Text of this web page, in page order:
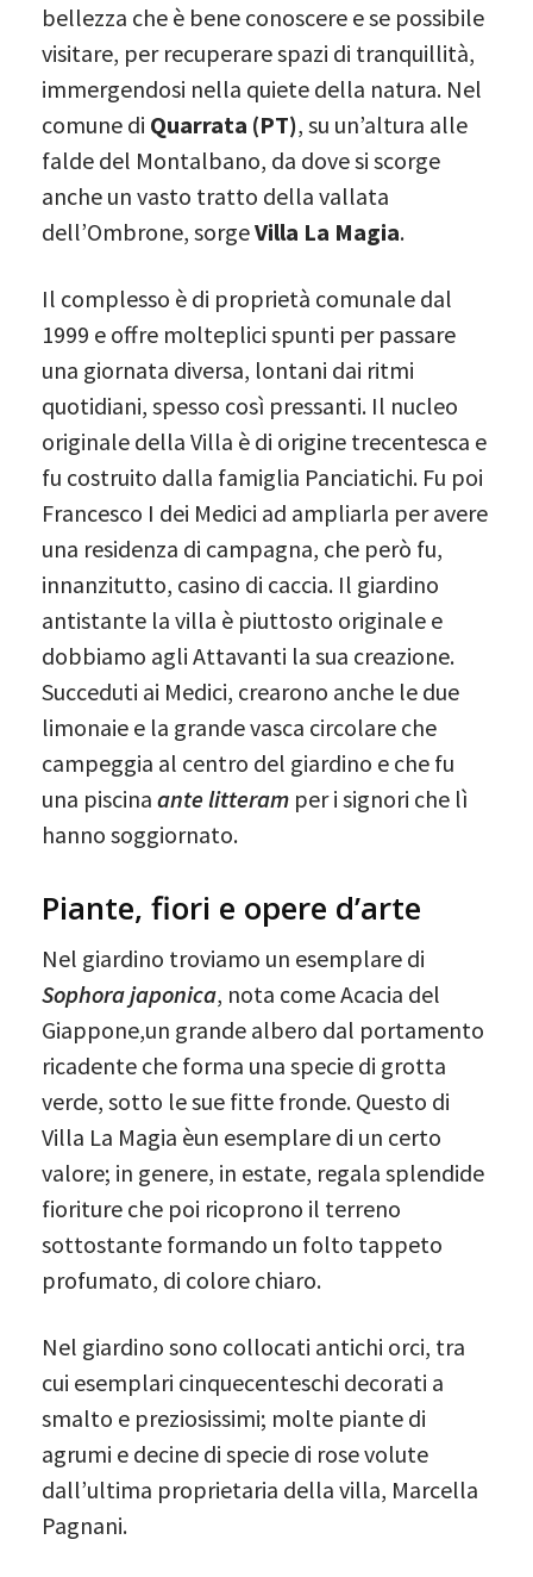
bellezza che è bene conoscere e se possibile
visitare, per recuperare spazi di tranquillità,
immergendosi nella quiete della natura. Nel
comune di Quarrata (PT), su un’altura alle
falde del Montalbano, da dove si scorge
anche un vasto tratto della vallata
dell’Ombrone, sorgeVilla La Magia.
Il complesso è di proprietà comunale dal
1999 e offre molteplici spunti per passare
una giornata diversa, lontani dai ritmi
quotidiani, spesso così pressanti. Il nucleo
originale della Villa è di origine trecentesca e
fu costruito dalla famiglia Panciatichi. Fu poi
Francesco I dei Medici ad ampliarla per avere
una residenza di campagna, che però fu,
innanzitutto, casino di caccia. Il giardino
antistante la villa è piuttosto originale e
dobbiamo agli Attavanti la sua creazione.
Succeduti ai Medici, crearono anche le due
limonaie e la grande vasca circolare che
campeggia al centro del giardino e che fu
una piscina ante litteram per i signori che lì
hanno soggiornato.
Piante, fiori e opere d’arte
Nel giardino troviamo un esemplare di
Sophora japonica, nota come Acacia del
Giappone,un grande albero dal portamento
ricadente che forma una specie di grotta
verde, sotto le sue fitte fronde. Questo di
Villa La Magia èun esemplare di un certo
valore; in genere, in estate, regala splendide
fioriture che poi ricoprono il terreno
sottostante formando un folto tappeto
profumato, di colore chiaro.
Nel giardino sono collocati antichi orci, tra
cui esemplari cinquecenteschi decorati a
smalto e preziosissimi; molte piante di
agrumi e decine di specie di rose volute
dall’ultima proprietaria della villa, Marcella
Pagnani.